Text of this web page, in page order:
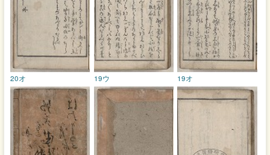
19オ
19ウ
20オ